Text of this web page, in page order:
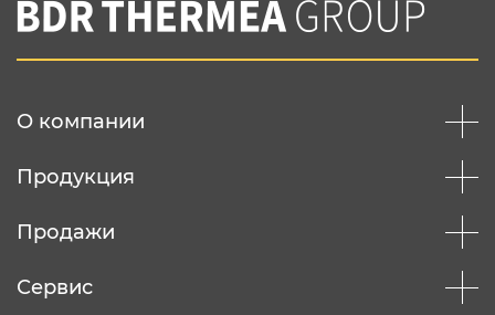
Вы соглашаетесь с нашей политикой
конфеденциальности
О компании
Продукция
Продажи
Сервис